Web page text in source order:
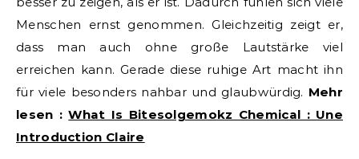
Menschen ernst genommen. Gleichzeitig zeigt er,
dass man auch ohne große Lautstärke viel
erreichen kann. Gerade diese ruhige Art macht ihn
für viele besonders nahbar und glaubwürdig. Mehr
lesen :What Is Bitesolgemokz Chemical : Une
Introduction Claire